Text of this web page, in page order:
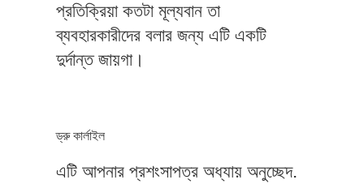
প্রতিক্রিয়া কতটা মূল্যবান তা
ব্যবহারকারীদের বলার জন্য এটি একটি
দুর্দান্ত জায়গা।
এটি আপনার প্রশংসাপত্র অধ্যায় অনুচ্ছেদ.
ড্রু কার্লাইল